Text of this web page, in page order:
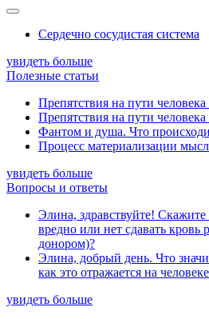
Сердечно сосудистая система
увидеть больше
Полезные статьи
Препятствия на пути
Препятствия на пути
Фантом и душа. Что
Процесс материализации
увидеть больше
Вопросы и ответы
Элина, здравствуйте!
вредно или нет сдавать кровь
донором)?
Элина, добрый день. Что
как это отражается на
увидеть больше